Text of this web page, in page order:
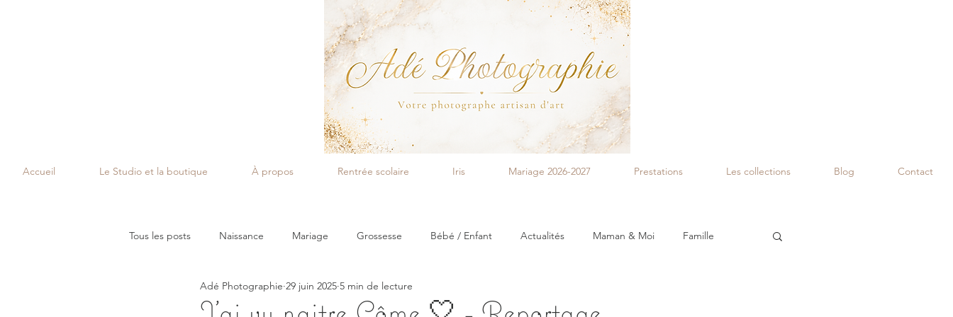
Accueil Le Studio et la boutique À propos Rentrée scolaire Iris Mariage 2026-2027 Prestations Les collections Blog Contact
Tous les posts Naissance Mariage Grossesse Bébé / Enfant Actualités Maman & Moi Famille
Smash Cake Séance à thème
Adé Photographie 29 juin 2025 5 min de lecture